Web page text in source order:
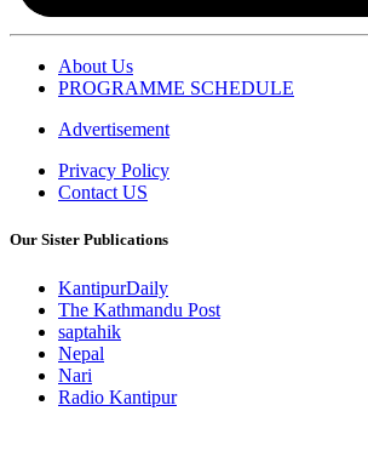
About Us
PROGRAMME SCHEDULE
Advertisement
Privacy Policy
Contact US
Our Sister Publications
KantipurDaily
The Kathmandu Post
saptahik
Nepal
Nari
Radio Kantipur